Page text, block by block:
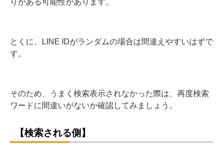
とくに、LINE IDがランダムの場合は間違えやすいはずで
す。
そのため、うまく検索表示されなかった際は、再度検索
ワードに間違いがないか確認してみましょう。
【検索される側】